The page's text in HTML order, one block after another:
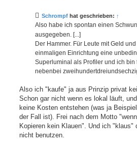
Schrompf hat geschrieben: ↑
Also habe ich spontan einen
ausgegeben. [...]
Der Hammer. Für Leute mit Geld
einmaligen Einrichtung eine
Superluminal als Profiler und ich
nebenbei
Also ich "kaufe" ja aus Prinzip privat
Schon gar nicht wenn es lokal läuft,
keine Kosten entstehen (was ja
der Fall ist). Frei nach dem Motto
Kopieren kein Klauen". Und ich
nicht benutzen.